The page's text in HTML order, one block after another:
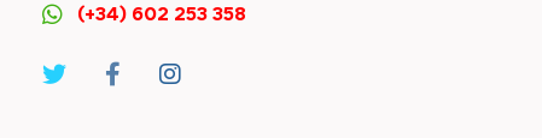
(+34) 602 253 358